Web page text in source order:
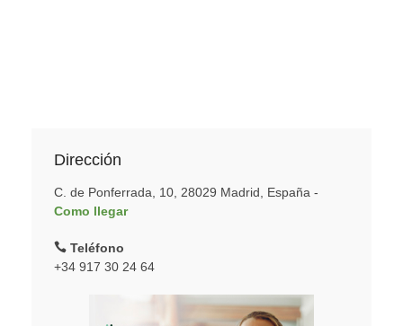
Dirección
C. de Ponferrada, 10, 28029 Madrid, España -
Como llegar
Teléfono
+34 917 30 24 64